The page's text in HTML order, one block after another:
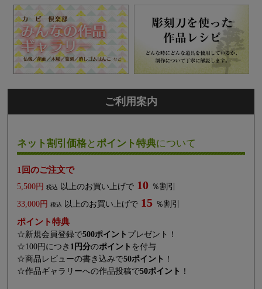
ご利用案内
ネット割引価格とポイント特典について
1回のご注文で
5,500円 税込 以上のお買い上げで 10 ％割引
33,000円
税込 以上のお買い上げで 15 ％割引
ポイント特典
☆新規会員登録で500ポイント プレゼント！
☆100円につき 1円分のポイント を付与
☆商品レビューの書き込みで50ポイント ！
☆作品ギャラリーへの作品投稿で50ポイント ！